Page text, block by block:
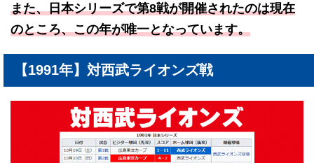
また、日本シリーズで第8戦が開催されたのは現在
のところ、この年が唯一となっています。
【1991年】対西武ライオンズ戦